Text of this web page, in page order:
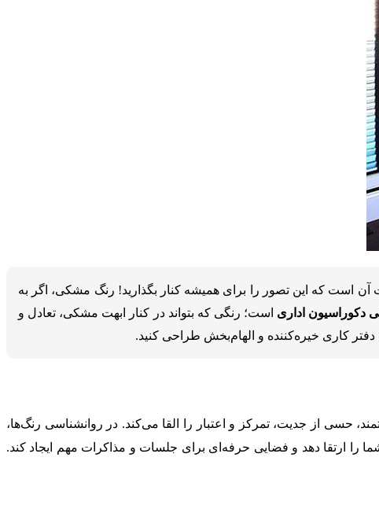
است که این تصور را برای همیشه کنار بگذارید! رنگ مشکی، اگر به
اداری است؛ رنگی که بتواند در کنار ابهت مشکی، تعادل و
کاری خیره‌کننده و الهام‌بخش طراحی کنید.
حسی از جدیت، تمرکز و اعتبار را القا می‌کند. در روانشناسی رنگ‌ها،
را ارتقا دهد و فضایی حرفه‌ای برای جلسات و مذاکرات مهم ایجاد کند.